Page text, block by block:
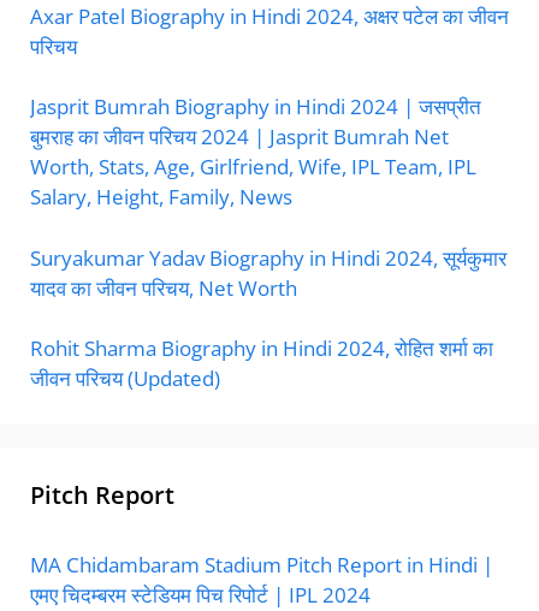
Axar Patel Biography in Hindi 2024, अक्षर पटेल का जीवन
परिचय
Jasprit Bumrah Biography in Hindi 2024 | जसप्रीत
बुमराह का जीवन परिचय 2024 | Jasprit Bumrah Net
Worth, Stats, Age, Girlfriend, Wife, IPL Team, IPL
Salary, Height, Family, News
Suryakumar Yadav Biography in Hindi 2024, सूर्यकुमार
यादव का जीवन परिचय, Net Worth
Rohit Sharma Biography in Hindi 2024, रोहित शर्मा का
जीवन परिचय (Updated)
Pitch Report
MA Chidambaram Stadium Pitch Report in Hindi |
एमए चिदम्बरम स्टेडियम पिच रिपोर्ट | IPL 2024